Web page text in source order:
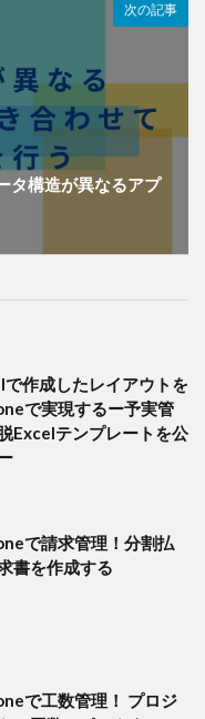
次の記事
タ構造が異なるアプ
で作成したレイアウトを
で実現するー予実管
Excelテンプレートを公
で請求管理！分割払
書を作成する
で工数管理！ プロジ